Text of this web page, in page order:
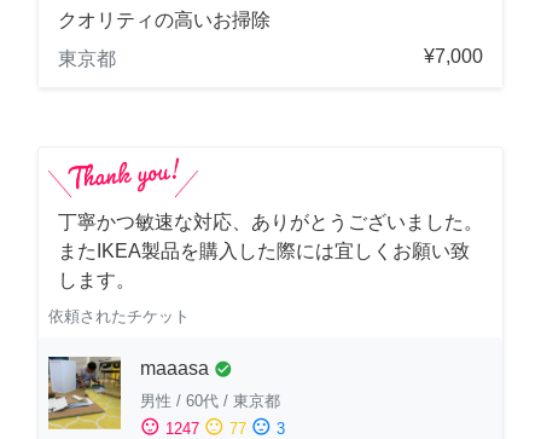
クオリティの高いお掃除
東京都
¥7,000
丁寧かつ敏速な対応、ありがとうございました。
またIKEA製品を購入した際には宜しくお願い致
します。
依頼されたチケット
maaasa check_circle
男性 / 60代 / 東京都
sentiment_satisfied 1247 sentiment_neutral 77 sentiment_dissatisfied 3